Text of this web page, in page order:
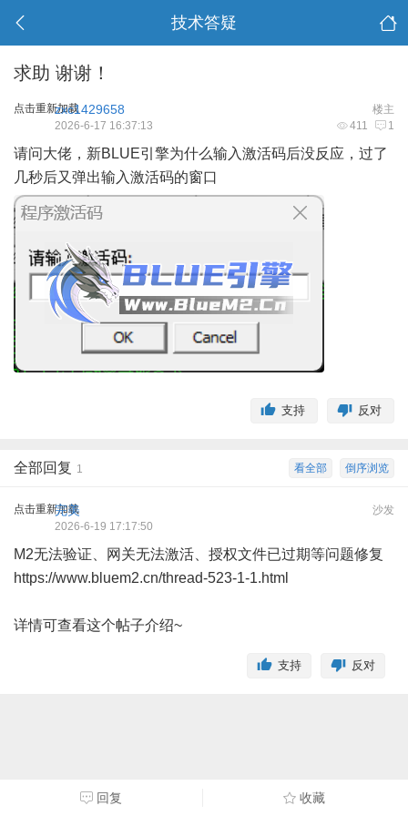
技术答疑
求助 谢谢！
点击重新加载 楼主
zxc1429658
411 1
2026-6-17 16:37:13
请问大佬， 新BLUE引擎为什么输入激活码后没反应，过了
几秒后又弹出输入激活码的窗口
反对
支持
倒序浏览
看全部
全部回复 1
点击重新加载 沙发
完美
2026-6-19 17:17:50
M2无法验证、网关无法激活、授权文件已过期等问题修复
https://www.bluem2.cn/thread-523-1-1.html
详情可查看这个帖子介绍~
反对
支持
回复 收藏